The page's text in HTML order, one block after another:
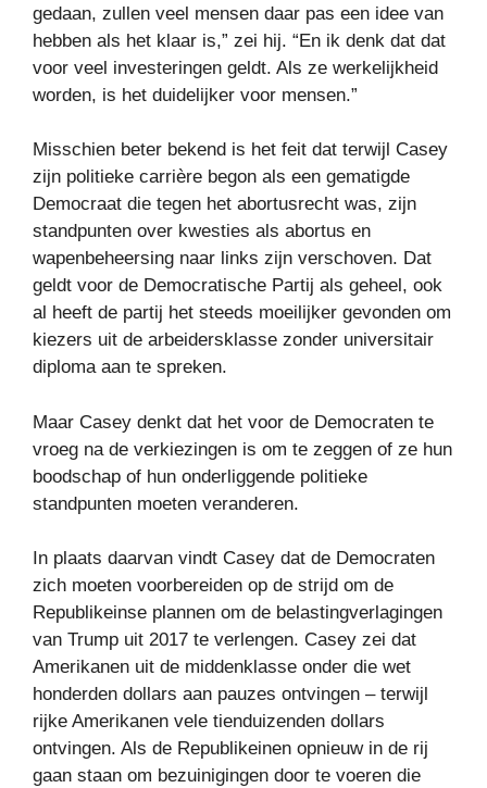
gedaan, zullen veel mensen daar pas een idee van
hebben als het klaar is,” zei hij. “En ik denk dat dat
voor veel investeringen geldt. Als ze werkelijkheid
worden, is het duidelijker voor mensen.”
Misschien beter bekend is het feit dat terwijl Casey
zijn politieke carrière begon als een gematigde
Democraat die tegen het abortusrecht was, zijn
standpunten over kwesties als abortus en
wapenbeheersing naar links zijn verschoven. Dat
geldt voor de Democratische Partij als geheel, ook
al heeft de partij het steeds moeilijker gevonden om
kiezers uit de arbeidersklasse zonder universitair
diploma aan te spreken.
Maar Casey denkt dat het voor de Democraten te
vroeg na de verkiezingen is om te zeggen of ze hun
boodschap of hun onderliggende politieke
standpunten moeten veranderen.
In plaats daarvan vindt Casey dat de Democraten
zich moeten voorbereiden op de strijd om de
Republikeinse plannen om de belastingverlagingen
van Trump uit 2017 te verlengen. Casey zei dat
Amerikanen uit de middenklasse onder die wet
honderden dollars aan pauzes ontvingen – terwijl
rijke Amerikanen vele tienduizenden dollars
ontvingen. Als de Republikeinen opnieuw in de rij
gaan staan ​​om bezuinigingen door te voeren die